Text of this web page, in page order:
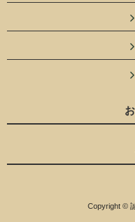
Copyright ©